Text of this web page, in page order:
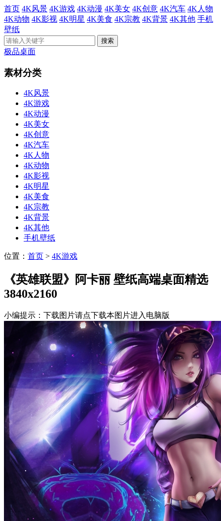
首页 4K风景 4K游戏 4K动漫 4K美女 4K创意 4K汽车 4K人物
4K动物 4K影视 4K明星 4K美食 4K宗教 4K背景 4K其他 手机
壁纸
极品桌面
素材分类
4K风景
4K游戏
4K动漫
4K美女
4K创意
4K汽车
4K人物
4K动物
4K影视
4K明星
4K美食
4K宗教
4K背景
4K其他
手机壁纸
位置： 首页 > 4K游戏
《英雄联盟》阿卡丽 壁纸高端桌面精选
3840x2160
小编提示：下载图片请点下载本图片进入电脑版